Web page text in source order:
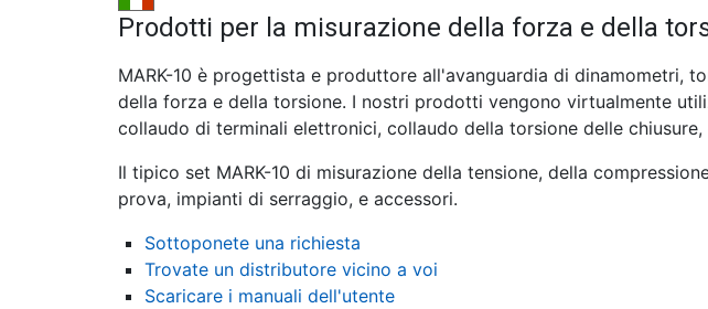
Prodotti per la misurazione della forza e della
MARK-10 è progettista e produttore all'avanguardia di dinamometri,
della forza e della torsione. I nostri prodotti vengono virtualmente
collaudo di terminali elettronici, collaudo della torsione delle
Il tipico set MARK-10 di misurazione della tensione, della
prova, impianti di serraggio, e accessori.
Sottoponete una richiesta
Trovate un distributore vicino a voi
Scaricare i manuali dell'utente